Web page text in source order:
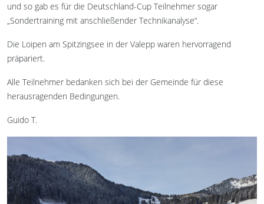
und so gab es für die Deutschland-Cup Teilnehmer sogar
„Sondertraining mit anschließender Technikanalyse“.
Die Loipen am Spitzingsee in der Valepp waren hervorragend
präpariert.
Alle Teilnehmer bedanken sich bei der Gemeinde für diese
herausragenden Bedingungen.
Guido T.